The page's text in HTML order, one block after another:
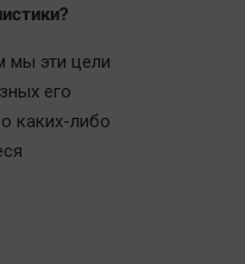
мы эти цели
его
каких-либо